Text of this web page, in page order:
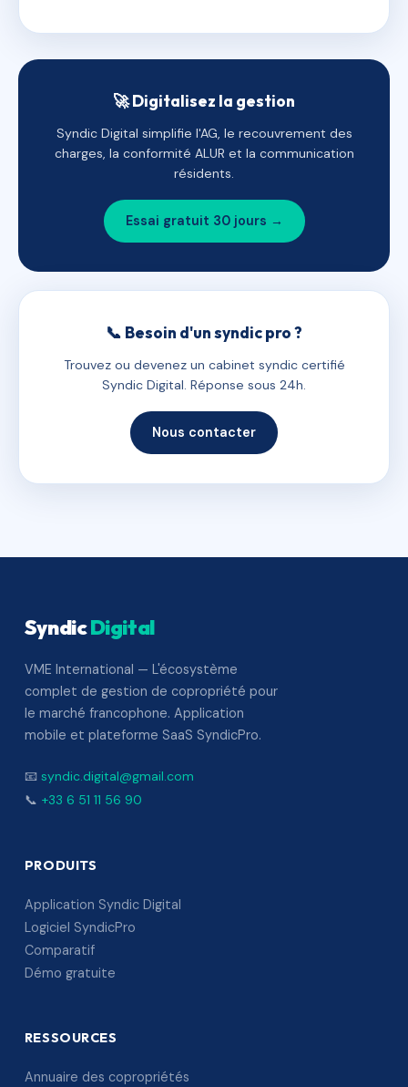
🚀 Digitalisez la gestion
Syndic Digital simplifie l'AG, le recouvrement des
charges, la conformité ALUR et la communication
résidents.
Essai gratuit 30 jours →
📞 Besoin d'un syndic pro ?
Trouvez ou devenez un cabinet syndic certifié
Syndic Digital. Réponse sous 24h.
Nous contacter
SyndicDigital
VME International — L'écosystème
complet de gestion de copropriété pour
le marché francophone. Application
mobile et plateforme SaaS SyndicPro.
📧 syndic.digital@gmail.com
📞 +33 6 51 11 56 90
PRODUITS
Application Syndic Digital
Logiciel SyndicPro
Comparatif
Démo gratuite
RESSOURCES
Annuaire des copropriétés